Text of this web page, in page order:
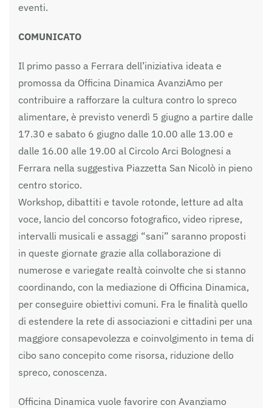
eventi.
COMUNICATO
Il primo passo a Ferrara dell’iniziativa ideata e
promossa da Officina Dinamica AvanziAmo per
contribuire a rafforzare la cultura contro lo spreco
alimentare, è previsto venerdì 5 giugno a partire dalle
17.30 e sabato 6 giugno dalle 10.00 alle 13.00 e
dalle 16.00 alle 19.00 al Circolo Arci Bolognesi a
Ferrara nella suggestiva Piazzetta San Nicolò in pieno
centro storico.
Workshop, dibattiti e tavole rotonde, letture ad alta
voce, lancio del concorso fotografico, video riprese,
intervalli musicali e assaggi “sani” saranno proposti
in queste giornate grazie alla collaborazione di
numerose e variegate realtà coinvolte che si stanno
coordinando, con la mediazione di Officina Dinamica,
per conseguire obiettivi comuni. Fra le finalità quello
di estendere la rete di associazioni e cittadini per una
maggiore consapevolezza e coinvolgimento in tema di
cibo sano concepito come risorsa, riduzione dello
spreco, conoscenza.
Officina Dinamica vuole favorire con Avanziamo